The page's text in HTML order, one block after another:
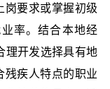
岗要求或掌握初级
率。结合本地经
理开发选择具有地
残疾人特点的职业